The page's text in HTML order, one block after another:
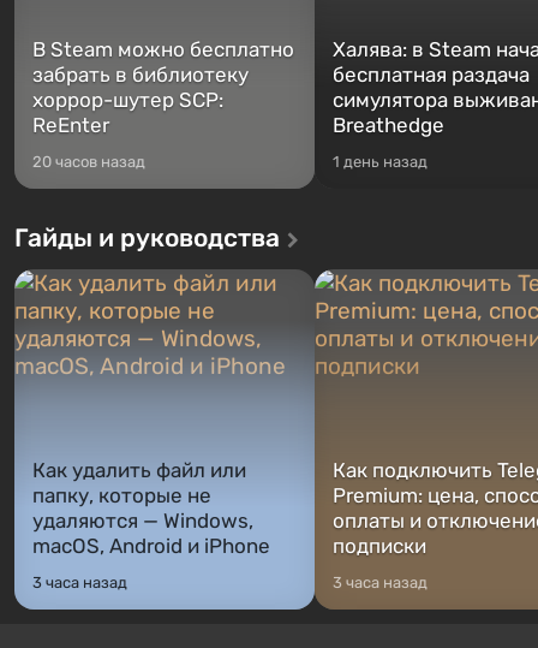
В Steam можно бесплатно
забрать в библиотеку
хоррор-шутер SCP:
ReEnter
20 часов назад
Халява: в Steam
бесплатная раздача
симулятора
Breathedge
1 день назад
Гайды и руководства
Как удалить файл или
папку, которые не
удаляются — Windows,
macOS, Android и iPhone
3 часа назад
Как подключить
Premium: цена,
оплаты и
подписки
3 часа назад